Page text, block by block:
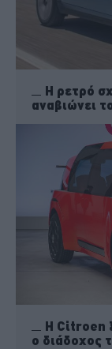
Η ρετρό
αναβιώνει
Η Citroen
ο διάδοχος